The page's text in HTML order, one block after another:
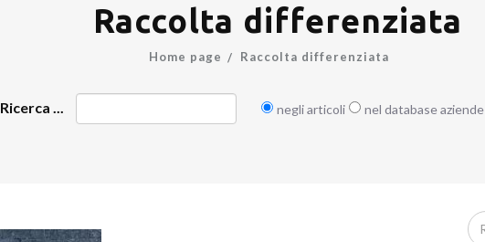
Raccolta differenziata
Home page Raccolta differenziata
Ricerca ... negli articoli nel database aziende